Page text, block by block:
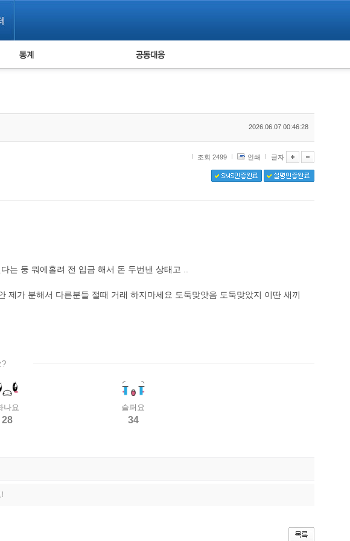
누적 피해사례 통계 피해자 공동대응
2026.06.07 00:46:28
조회 2499 인쇄 글자
는 둥 뭐에홀려 전 입금 해서 돈 두번낸 상태고 ..
가 분해서 다른분들 절때 거래 하지마세요 도둑맞앗음 도둑맞았지 이딴 새끼
?
나요
28
슬퍼요
34